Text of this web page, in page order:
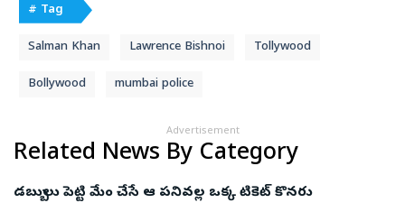
# Tag
Salman Khan Lawrence Bishnoi Tollywood
Bollywood mumbai police
Advertisement
Related News By Category
డబ్బులు పెట్టి మేం చేసే ఆ పనివల్ల ఒక్క టికెట్ కొనరు